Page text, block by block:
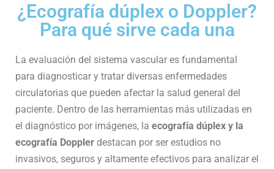
¿Ecografía dúplex o Doppler?
Para qué sirve cada una
La evaluación del sistema vascular es fundamental
para diagnosticar y tratar diversas enfermedades
circulatorias que pueden afectar la salud general del
paciente. Dentro de las herramientas más utilizadas en
el diagnóstico por imágenes, la ecografía dúplex y la
ecografía Doppler destacan por ser estudios no
invasivos, seguros y altamente efectivos para analizar el